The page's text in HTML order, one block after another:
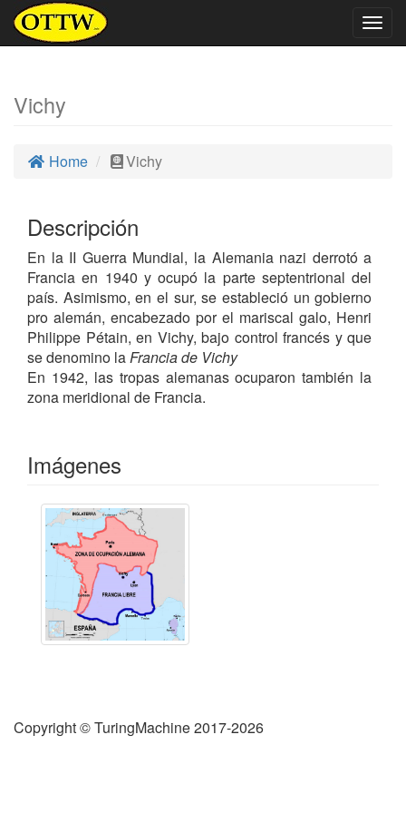
Vichy
Home Vichy
Descripción
En la II Guerra Mundial, la Alemania nazi derrotó a
Francia en 1940 y ocupó la parte septentrional del
país. Asimismo, en el sur, se estableció un gobierno
pro alemán, encabezado por el mariscal galo, Henri
Philippe Pétain, en Vichy, bajo control francés y que
se denomino laFrancia de Vichy
En 1942, las tropas alemanas ocuparon también la
zona meridional de Francia.
Imágenes
Copyright © TuringMachine 2017-2026